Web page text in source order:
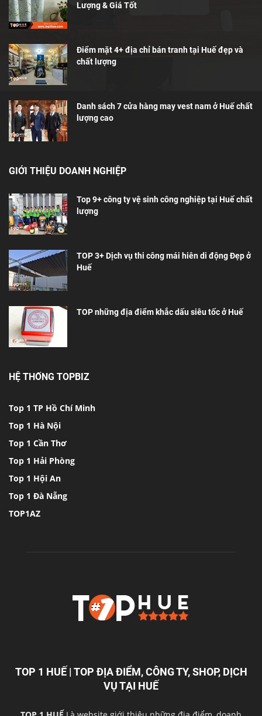
Lượng & Giá Tốt
Điểm mặt 4+ địa chỉ bán tranh tại Huế đẹp và
chất lượng
Danh sách 7 cửa hàng may vest nam ở Huế chất
lượng cao
GIỚI THIỆU DOANH NGHIỆP
Top 9+ công ty vệ sinh công nghiệp tại Huế chất
lượng
TOP 3+ Dịch vụ thi công mái hiên di động Đẹp ở
Huế
TOP những địa điểm khắc dấu siêu tốc ở Huế
HỆ THỐNG TOPBIZ
Top 1 TP Hồ Chí Minh
Top 1 Hà Nội
Top 1 Cần Thơ
Top 1 Hải Phòng
Top 1 Hội An
Top 1 Đà Nẵng
TOP1AZ
TOP 1 HUẾ | TOP ĐỊA ĐIỂM, CÔNG TY, SHOP, DỊCH
VỤ TẠI HUẾ